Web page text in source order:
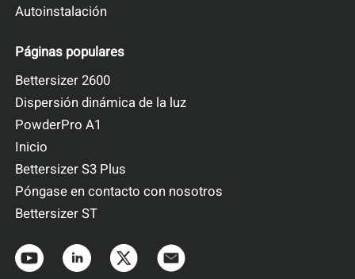
Autoinstalación
Páginas populares
Bettersizer 2600
Dispersión dinámica de la luz
PowderPro A1
Inicio
Bettersizer S3 Plus
Póngase en contacto con nosotros
Bettersizer ST